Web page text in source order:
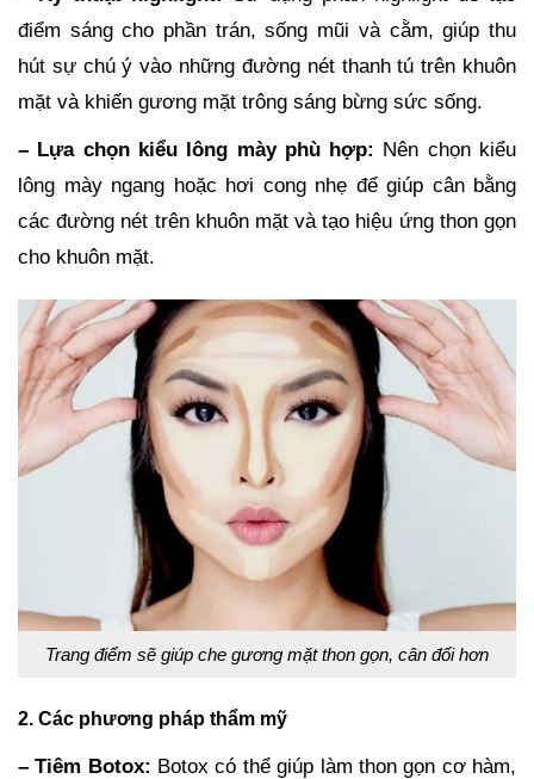
điểm sáng cho phần trán, sống mũi và cằm, giúp thu
hút sự chú ý vào những đường nét thanh tú trên khuôn
mặt và khiến gương mặt trông sáng bừng sức sống.
– Lựa chọn kiểu lông mày phù hợp: Nên chọn kiểu
lông mày ngang hoặc hơi cong nhẹ để giúp cân bằng
các đường nét trên khuôn mặt và tạo hiệu ứng thon gọn
cho khuôn mặt.
Trang điểm sẽ giúp che gương mặt thon gọn, cân đối hơn
2. Các phương pháp thẩm mỹ
– Tiêm Botox: Botox có thể giúp làm thon gọn cơ hàm,